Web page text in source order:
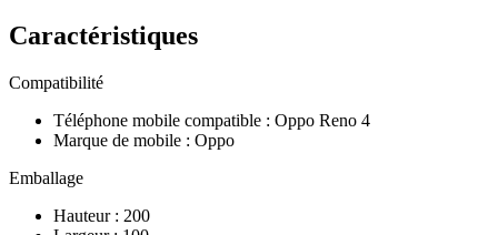
Caractéristiques
Compatibilité
Téléphone mobile compatible : Oppo Reno 4
Marque de mobile : Oppo
Emballage
Hauteur : 200